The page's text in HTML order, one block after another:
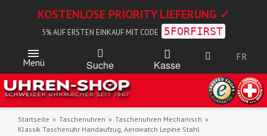
KOSTENLOSE PRIORITY LIEFERUNG ✓
5% AUF ERSTEN EINKAUF MIT CODE 5FORFIRST
Menü Suche Kasse
FR
Startseite Taschenuhren
Taschenuhren Mechanisch
Klassik Taschenuhr Handaufzug, Aerowatch Lepine Stahl